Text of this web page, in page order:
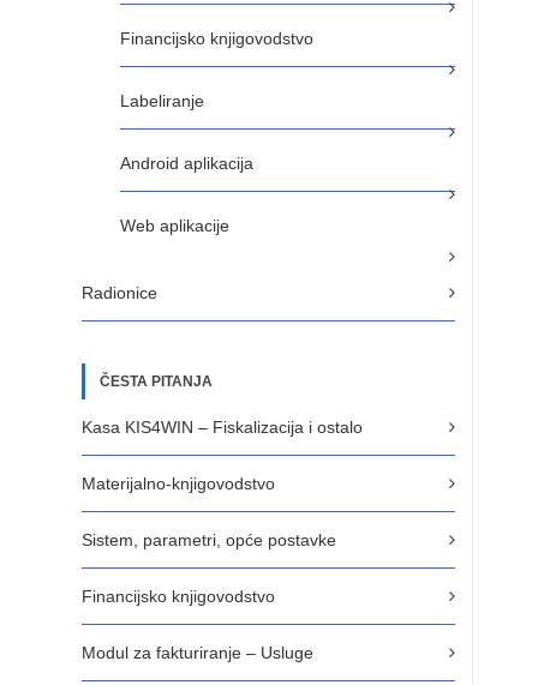
Financijsko knjigovodstvo
Labeliranje
Android aplikacija
Web aplikacije
Radionice
ČESTA PITANJA
Kasa KIS4WIN – Fiskalizacija i ostalo
Materijalno-knjigovodstvo
Sistem, parametri, opće postavke
Financijsko knjigovodstvo
Modul za fakturiranje – Usluge